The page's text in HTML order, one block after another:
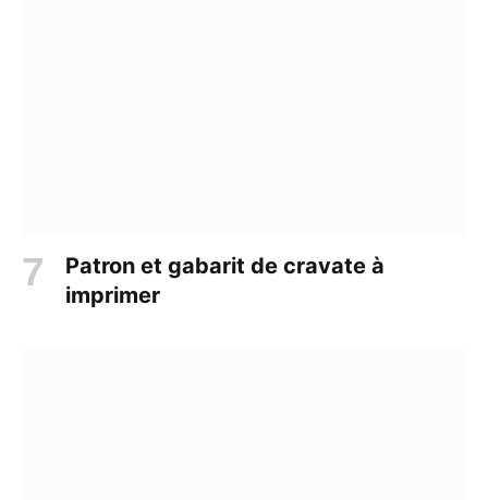
Patron et gabarit de cravate à
imprimer